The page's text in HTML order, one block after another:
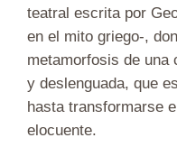
teatral escrita por
en el mito griego-,
metamorfosis de una
y deslenguada, que
hasta transformarse
elocuente.